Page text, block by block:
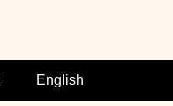
English